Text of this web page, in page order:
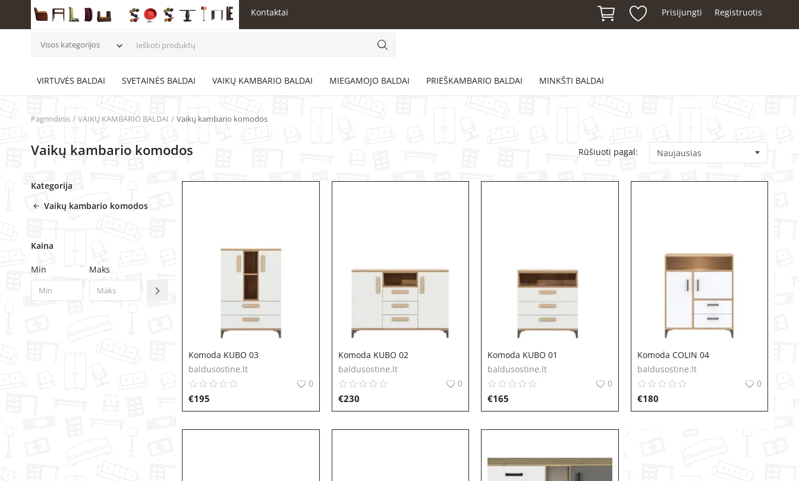
Kontaktai Prisijungti / Registruotis
Visos kategorijos
VIRTUVĖS BALDAI SVETAINĖS BALDAI VAIKŲ KAMBARIO BALDAI MIEGAMOJO BALDAI PRIEŠKAMBARIO BALDAI MINKŠTI BALDAI
Pagrindinis VAIKŲ KAMBARIO BALDAI Vaikų kambario komodos
Vaikų kambario komodos Rūšiuoti pagal:
Kategorija
Vaikų kambario komodos
Kaina
Min Maks
Komoda KUBO 03
baldusostine.lt
0
€195
Komoda KUBO 02
baldusostine.lt
0
€230
Komoda KUBO 01
baldusostine.lt
0
€165
Komoda COLIN 04
baldusostine.lt
0
€180